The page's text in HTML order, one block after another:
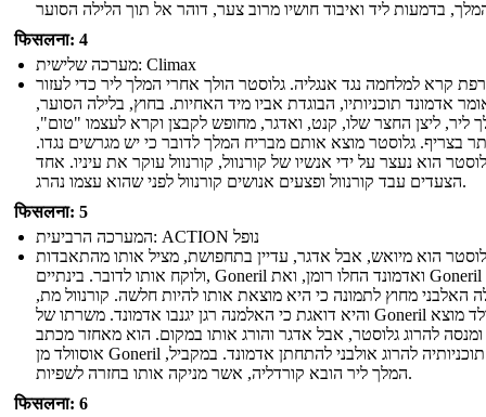
फिसलना: 4
מערכה שלישית: Climax
קרא למלחמה נגד אנגליה. גלוסטר הולך אחרי המלך ליר כדי לעזור
אדמונד תוכניותיו, הבוגדת אביו מיד האחיות. בחוץ, בלילה הסוער,
ליר, ליצן החצר שלו, קנט, ואדגר, מחופש לקבצן וקרא לעצמו "טום",
בצריף. גלוסטר מוצא אותם מבריח המלך לדובר כי יש מגרשים נגדו.
הוא נעצר על ידי אנשיו של קורנוול, קורנוול עוקר את עיניו. אחד
הצעדים עבד קורנוול ופצעים אנושים קורנוול לפני שהוא עצמו נהרג.
फिसलना: 5
המערכה הרביעית: ACTION נופל
הוא מיואש, אבל אדגר, עדיין בתחפושת, מציל אותו מהתאבדות
ולוקח אותו לדובר. בינתיים, Goneril ואדמונד החלו רומן, ואת Goneril רוצה
האלבני מחוץ לתמונה כי היא מוצאת אותו להיות חלשה. קורנוול מת,
והיא דואגת כי האלמנה רגן יגנבו אדמונד. משרתו של Goneril אוסוולד מוצא
ומנסה להרוג גלוסטר, אבל אדגר והורג אותו במקום. הוא מאחזר מכתב
אוסוולד מן Goneril מראה תוכניותיה להרוג אולבני להתחתן אדמונד. במקביל,
המלך ליר הובא קורדליה, אשר מניקה אותו בחזרה לשפיות.
फिसलना: 6